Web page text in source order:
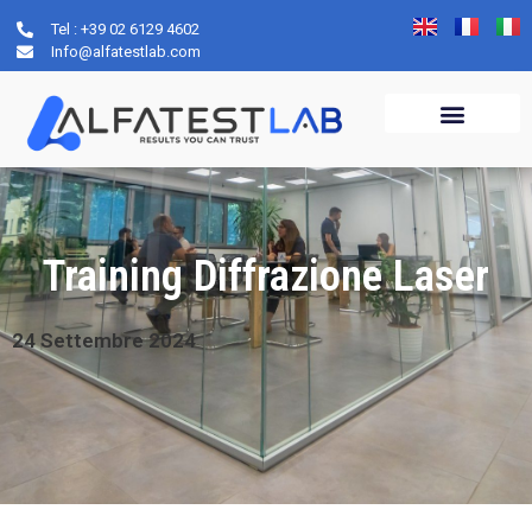
Tel : +39 02 6129 4602
Info@alfatestlab.com
Training Diffrazione Laser
24 Settembre 2024